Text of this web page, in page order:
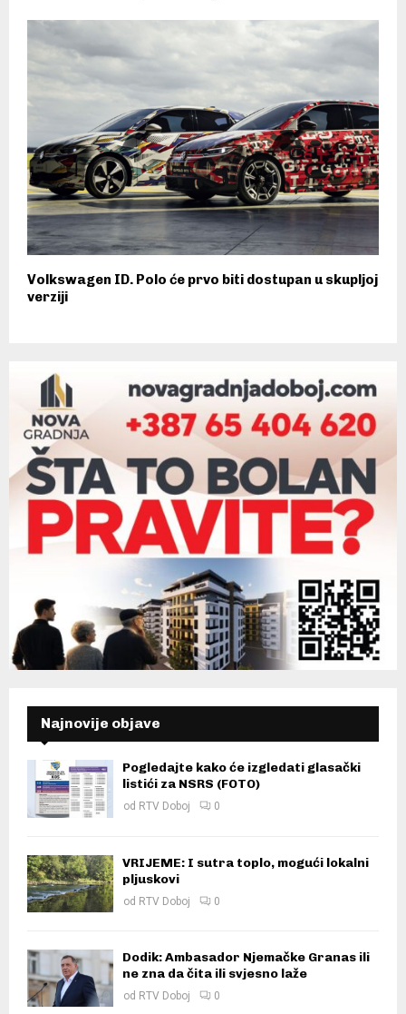
Volkswagen ID. Polo će prvo biti dostupan u skupljoj
verziji
Najnovije objave
Pogledajte kako će izgledati glasački
listići za NSRS (FOTO)
od RTV Doboj 0
VRIJEME: I sutra toplo, mogući lokalni
pljuskovi
od RTV Doboj 0
Dodik: Ambasador Njemačke Granas ili
ne zna da čita ili svjesno laže
od RTV Doboj 0